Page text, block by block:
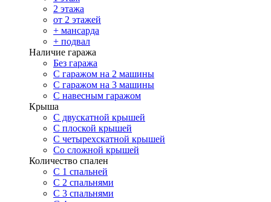
2 этажа
от 2 этажей
+ мансарда
+ подвал
Наличие гаража
Без гаража
С гаражом на 2 машины
С гаражом на 3 машины
С навесным гаражом
Крыша
С двускатной крышей
С плоской крышей
С четырехскатной крышей
Со сложной крышей
Количество спален
С 1 спальней
С 2 спальнями
С 3 спальнями